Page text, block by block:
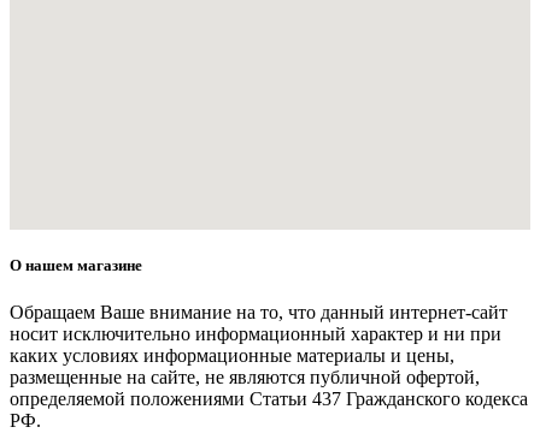
О нашем магазине
Обращаем Ваше внимание на то, что данный интернет-сайт
носит исключительно информационный характер и ни при
каких условиях информационные материалы и цены,
размещенные на сайте, не являются публичной офертой,
определяемой положениями Статьи 437 Гражданского кодекса
РФ.